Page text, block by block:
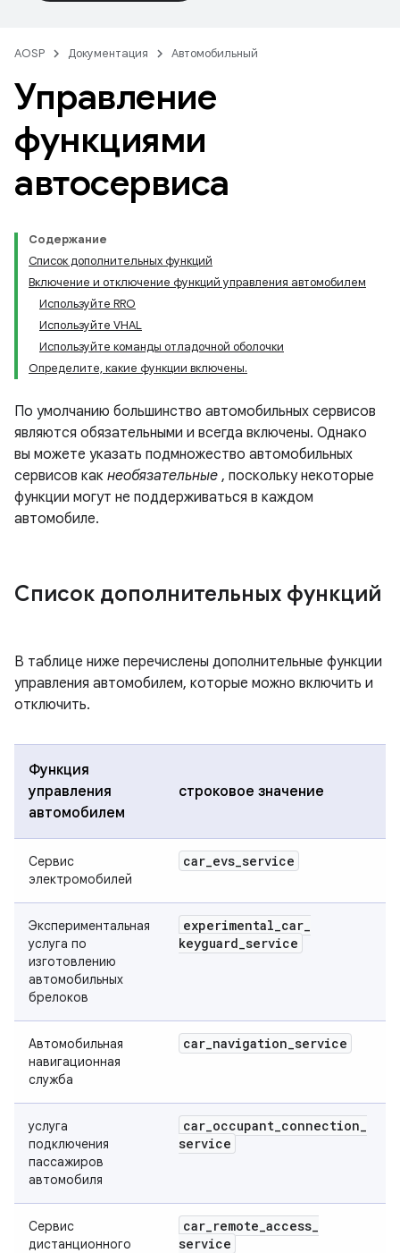
AOSP Документация Автомобильный
Управление
функциями
автосервиса
Содержание
Список дополнительных функций
Включение и отключение функций управления автомобилем
Используйте RRO
Используйте VHAL
Используйте команды отладочной оболочки
Определите, какие функции включены.
По умолчанию большинство автомобильных сервисов
являются обязательными и всегда включены. Однако
вы можете указать подмножество автомобильных
сервисов как необязательные , поскольку некоторые
функции могут не поддерживаться в каждом
автомобиле.
Список дополнительных функций
В таблице ниже перечислены дополнительные функции
управления автомобилем, которые можно включить и
отключить.
Функция
управления
автомобилем
строковое значение
Сервис
электромобилей
car_evs_service
Экспериментальная
услуга по
изготовлению
автомобильных
брелоков
experimental_car_
keyguard_service
Автомобильная
навигационная
служба
car_navigation_service
услуга
подключения
пассажиров
автомобиля
car_occupant_connection_
service
Сервис
дистанционного
car_remote_access_
service